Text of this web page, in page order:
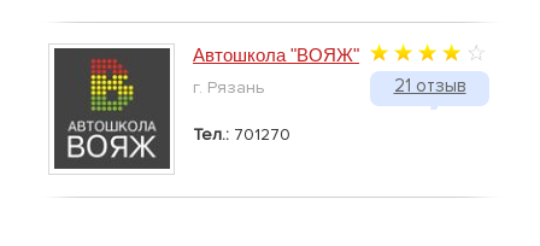
21 отзыв
Автошкола "ВОЯЖ"
г. Рязань
Тел.: 701270